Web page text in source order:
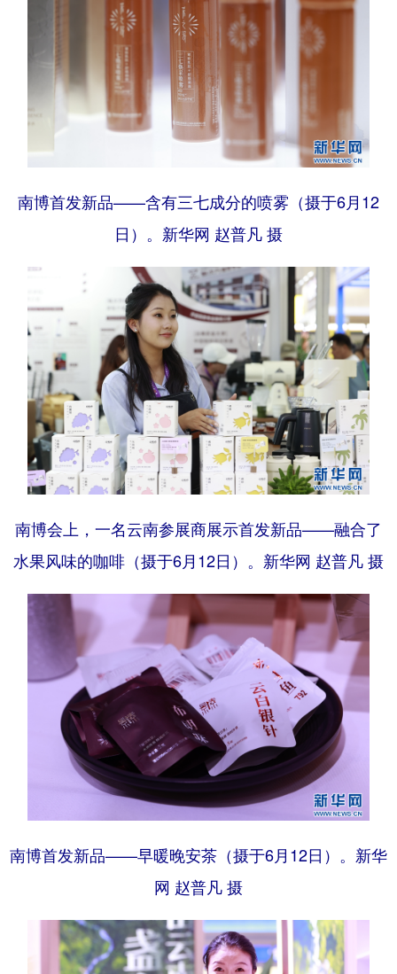
南博首发新品——含有三七成分的喷雾（摄于6月12
日）。新华网 赵普凡 摄
南博会上，一名云南参展商展示首发新品——融合了
水果风味的咖啡（摄于6月12日）。新华网 赵普凡 摄
南博首发新品——早暖晚安茶（摄于6月12日）。新华
网 赵普凡 摄